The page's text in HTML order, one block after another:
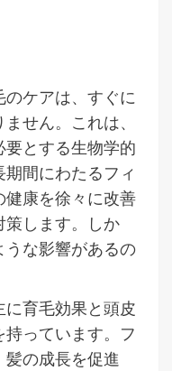
ケアは、すぐに
せん。これは、
とする生物学的
間にわたるフィ
健康を徐々に改善
策します。しか
うな影響があるの
育毛効果と頭皮
っています。フ
髪の成長を促進